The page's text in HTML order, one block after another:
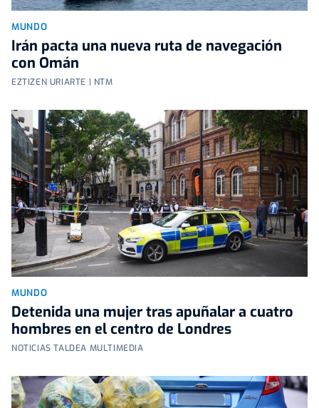
MUNDO
Irán pacta una nueva ruta de navegación
con Omán
EZTIZEN URIARTE | NTM
MUNDO
Detenida una mujer tras apuñalar a cuatro
hombres en el centro de Londres
NOTICIAS TALDEA MULTIMEDIA